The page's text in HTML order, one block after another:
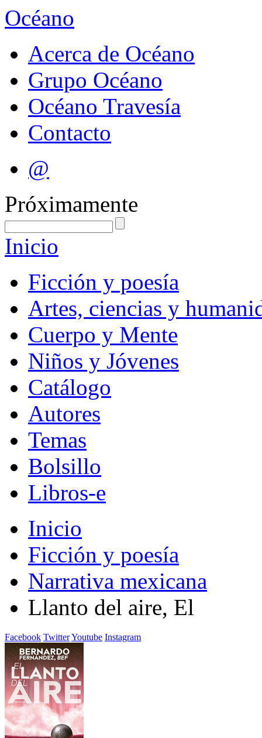
Océano
Acerca de Océano
Grupo Océano
Océano Travesía
Contacto
@
Próximamente
Inicio
Ficción y poesía
Artes, ciencias y
Cuerpo y Mente
Niños y Jóvenes
Catálogo
Autores
Temas
Bolsillo
Libros-e
Inicio
Ficción y poesía
Narrativa mexicana
Llanto del aire, El
Facebook TwitterYoutube Instagram